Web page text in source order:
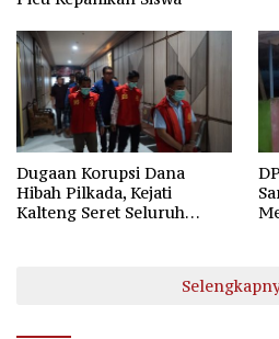
Dugaan Korupsi Dana
Hibah Pilkada, Kejati
Kalteng Seret Seluruh